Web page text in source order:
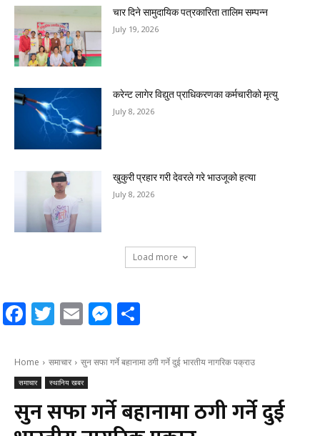
चार दिने सामुदायिक पत्रकारिता तालिम सम्पन्न
July 19, 2026
करेन्ट लागेर विद्युत प्राधिकरणका कर्मचारीको मृत्यु
July 8, 2026
खुकुरी प्रहार गरी देवरले गरे भाउजूको हत्या
July 8, 2026
Load more
Facebook
Twitter
EmailMessenger